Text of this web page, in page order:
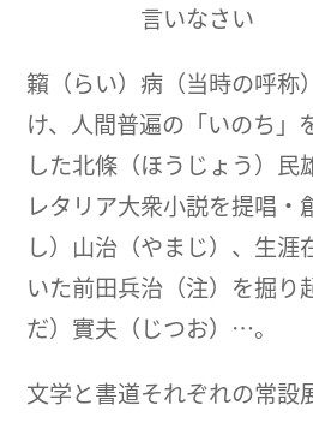
言いなさい
籟（らい）病（当時の呼称
け、人間普遍の「いのち」
した北條（ほうじょう）民
レタリア大衆小説を提唱・
し）山治（やまじ）、生涯
いた前田兵治（注）を掘り
だ）實夫（じつお）…。
文学と書道それぞれの常設